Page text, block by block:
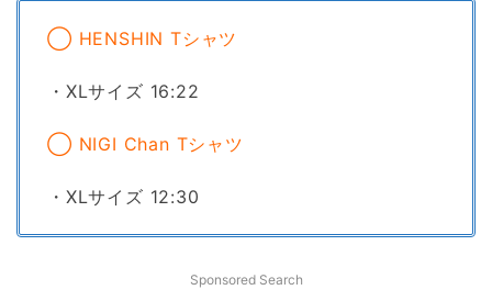
◯ HENSHIN Tシャツ
・XLサイズ 16:22
◯ NIGI Chan Tシャツ
・XLサイズ 12:30
Sponsored Search